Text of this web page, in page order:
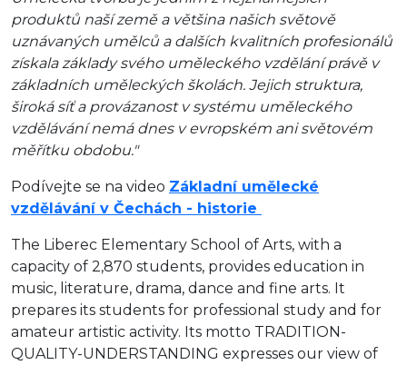
produktů naší země a většina našich světově
uznávaných umělců a dalších kvalitních profesionálů
získala základy svého uměleckého vzdělání právě v
základních uměleckých školách. Jejich struktura,
široká síť a provázanost v systému uměleckého
vzdělávání nemá dnes v evropském ani světovém
měřítku obdobu."
Podívejte se na video Základní umělecké
vzdělávání v Čechách - historie
The Liberec Elementary School of Arts, with a
capacity of 2,870 students, provides education in
music, literature, drama, dance and fine arts. It
prepares its students for professional study and for
amateur artistic activity. Its motto TRADITION-
QUALITY-UNDERSTANDING expresses our view of